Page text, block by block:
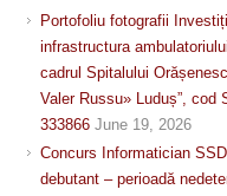
Portofoliu fotografii
infrastructura
cadrul Spitalului
Valer Russu» Luduș”, cod
333866 June 19, 2026
Concurs Informatician SSD
debutant – perioadă